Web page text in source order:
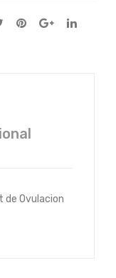
de Ovulacion